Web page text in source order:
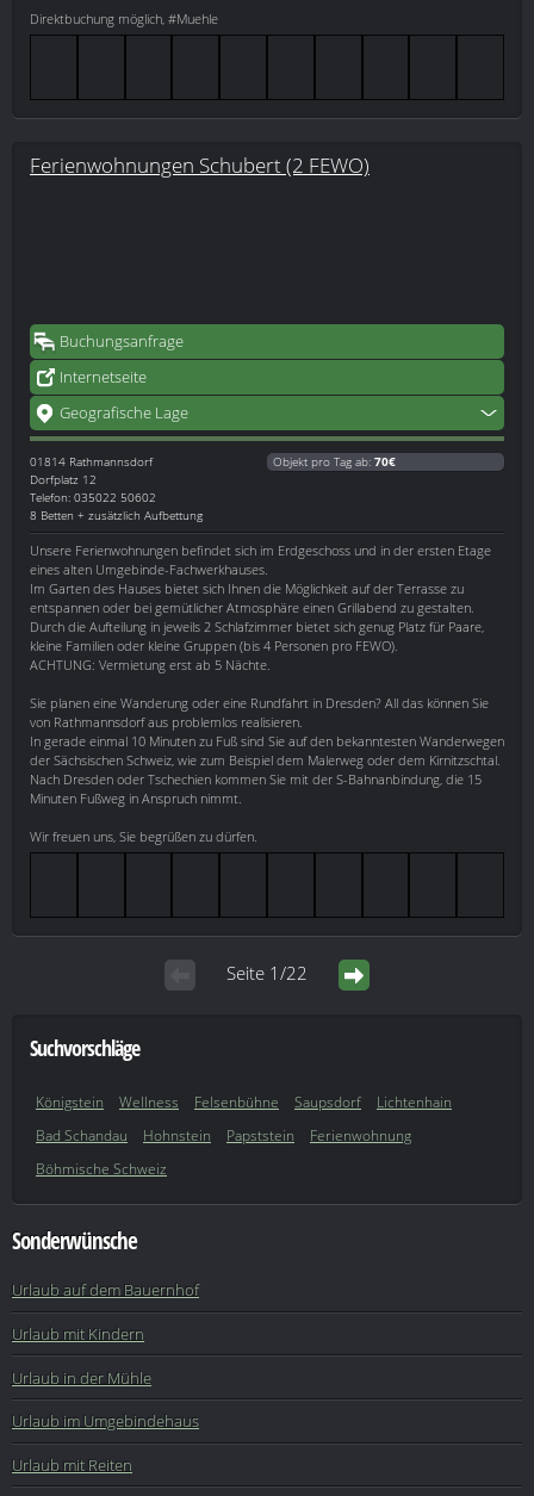
Direktbuchung möglich, #Muehle
Ferienwohnungen Schubert (2 FEWO)
Buchungsanfrage
Internetseite
Geografische Lage
01814 Rathmannsdorf
Dorfplatz 12
Telefon: 035022 50602
8 Betten + zusätzlich Aufbettung
Objekt pro Tag ab: 70€
Unsere Ferienwohnungen befindet sich im Erdgeschoss und in der ersten Etage
eines alten Umgebinde-Fachwerkhauses.
Im Garten des Hauses bietet sich Ihnen die Möglichkeit auf der Terrasse zu
entspannen oder bei gemütlicher Atmosphäre einen Grillabend zu gestalten.
Durch die Aufteilung in jeweils 2 Schlafzimmer bietet sich genug Platz für Paare,
kleine Familien oder kleine Gruppen (bis 4 Personen pro FEWO).
ACHTUNG: Vermietung erst ab 5 Nächte.
Sie planen eine Wanderung oder eine Rundfahrt in Dresden? All das können Sie
von Rathmannsdorf aus problemlos realisieren.
In gerade einmal 10 Minuten zu Fuß sind Sie auf den bekanntesten Wanderwegen
der Sächsischen Schweiz, wie zum Beispiel dem Malerweg oder dem Kirnitzschtal.
Nach Dresden oder Tschechien kommen Sie mit der S-Bahnanbindung, die 15
Minuten Fußweg in Anspruch nimmt.
Wir freuen uns, Sie begrüßen zu dürfen.
Seite 1/22
Suchvorschläge
Königstein Wellness Felsenbühne Saupsdorf
Lichtenhain
Bad Schandau
Hohnstein Papststein
Ferienwohnung
Böhmische Schweiz
Sonderwünsche
Urlaub auf dem Bauernhof
Urlaub mit Kindern
Urlaub in der Mühle
Urlaub im Umgebindehaus
Urlaub mit Reiten